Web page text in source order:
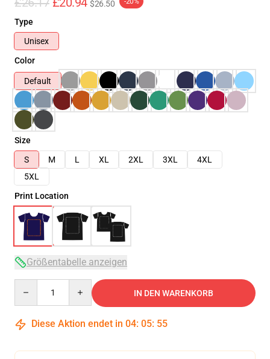
$26.50
Type
Unisex
Color
Default
Size
S
M L XL 2XL 3XL
4XL
5XL
Print Location
Größentabelle anzeigen
IN DEN WARENKORB
Diese Aktion endet in 04: 05: 54